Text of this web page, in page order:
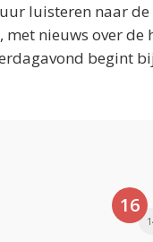
luisteren naar
nieuws over
begint
16